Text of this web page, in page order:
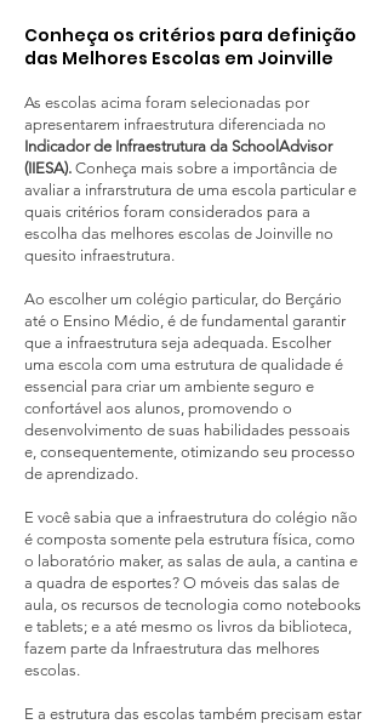
Conheça os critérios para definição
das Melhores Escolas em Joinville
As escolas acima foram selecionadas por
apresentarem infraestrutura diferenciada no
Indicador de Infraestrutura da SchoolAdvisor
(IIESA). Conheça mais sobre a importância de
avaliar a infrarstrutura de uma escola particular e
quais critérios foram considerados para a
escolha das melhores escolas de Joinville no
quesito infraestrutura.
Ao escolher um colégio particular, do Berçário
até o Ensino Médio, é de fundamental garantir
que a infraestrutura seja adequada. Escolher
uma escola com uma estrutura de qualidade é
essencial para criar um ambiente seguro e
confortável aos alunos, promovendo o
desenvolvimento de suas habilidades pessoais
e, consequentemente, otimizando seu processo
de aprendizado.
E você sabia que a infraestrutura do colégio não
é composta somente pela estrutura física, como
o laboratório maker, as salas de aula, a cantina e
a quadra de esportes? O móveis das salas de
aula, os recursos de tecnologia como notebooks
e tablets; e a até mesmo os livros da biblioteca,
fazem parte da Infraestrutura das melhores
escolas.
E a estrutura das escolas também precisam estar